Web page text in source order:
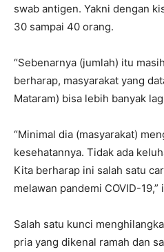
swab antigen. Yakni dengan
30 sampai 40 orang.
“Sebenarnya (jumlah) itu
berharap, masyarakat yang
Mataram) bisa lebih banyak
“Minimal dia (masyarakat)
kesehatannya. Tidak ada
Kita berharap ini salah satu
melawan pandemi COVID-
Salah satu kunci
pria yang dikenal ramah dan